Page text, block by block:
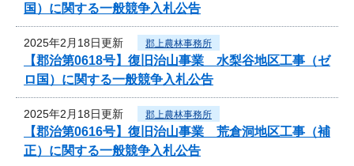
国）に関する一般競争入札公告
2025年2月18日更新 郡上農林事務所
【郡治第0618号】復旧治山事業 水梨谷地区工事（ゼ
ロ国）に関する一般競争入札公告
2025年2月18日更新 郡上農林事務所
【郡治第0616号】復旧治山事業 荒倉洞地区工事（補
正）に関する一般競争入札公告